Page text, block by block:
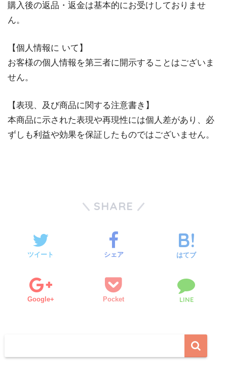
購入後の返品・返金は基本的にお受けしておりませ
ん。
【個人情報に いて】
お客様の個人情報を第三者に開示することはございま
せん。
【表現、及び商品に関する注意書き】
本商品に示された表現や再現性には個人差があり、必
ずしも利益や効果を保証したものではございません。
SHARE
ツイート シェア はてブ
Google+ Pocket LINE